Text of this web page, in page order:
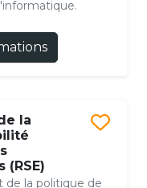
la
(RSE)
de la politique de